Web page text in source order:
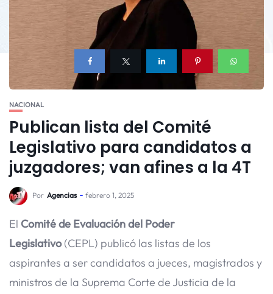
NACIONAL
Publican lista del Comité
Legislativo para candidatos a
juzgadores; van afines a la 4T
Por Agencias febrero 1, 2025
El Comité de Evaluación del Poder
Legislativo(CEPL) publicó las listas de los
aspirantes a ser candidatos a jueces, magistrados y
ministros de la Suprema Corte de Justicia de la